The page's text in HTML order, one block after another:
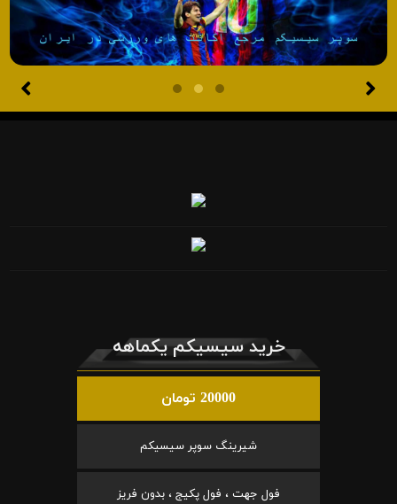
خرید سیسیکم یکماهه
20000 تومان
شیرینگ سوپر سیسیکم
فول جهت ، فول پکیج ، بدون فریز